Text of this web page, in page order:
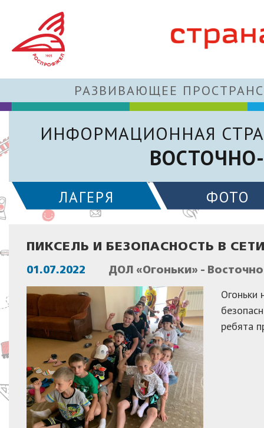
РАЗВИВАЮЩЕЕ
ИНФОРМАЦИОННАЯ
ЛАГЕРЯ ФОТО
ПИКСЕЛЬ И БЕЗОПАСНОСТЬ В
01.07.2022 ДОЛ «Огоньки» -
Огоньки
ребята